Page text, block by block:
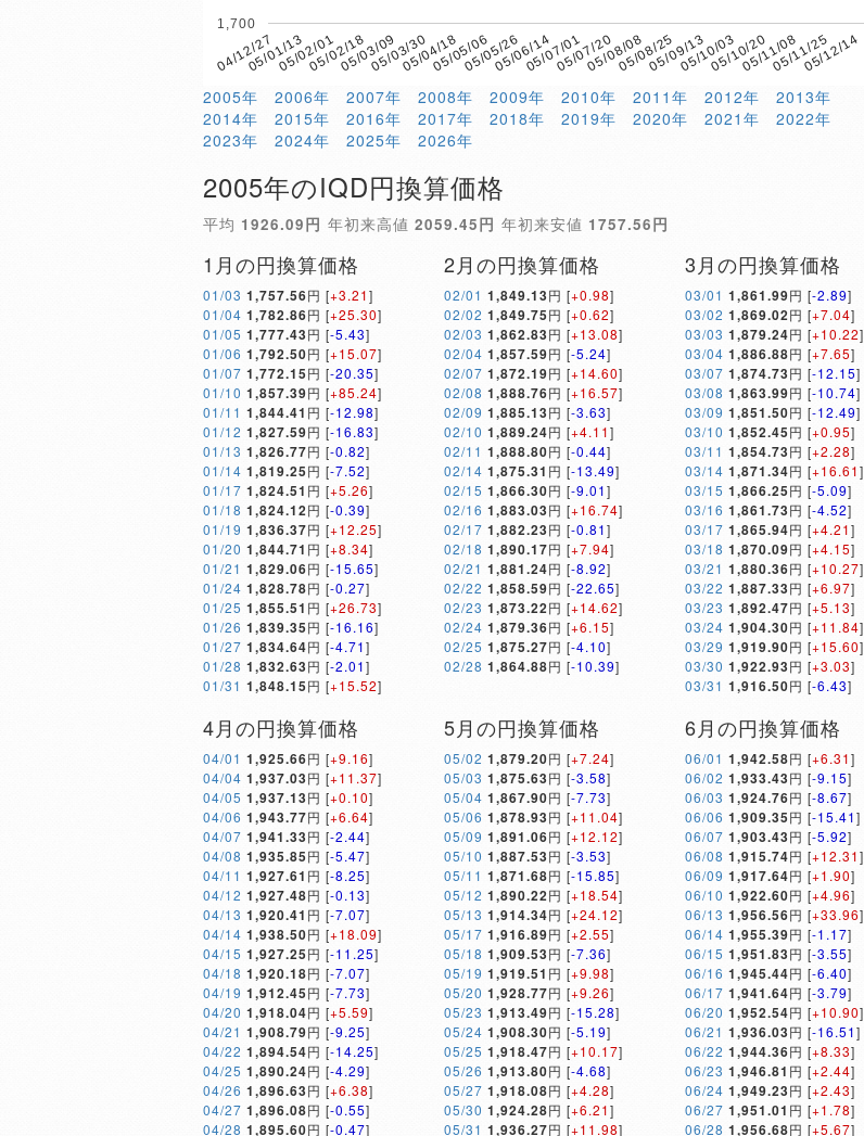
04/12/2705/01/1305/02/0105/02/1805/03/0905/03/3005/04/1805/05/0605/05/2605/06/1405/07/0105/07/2005/08/0805/08/2505/09/1305/10/0305/10/2005/11/0805/11/2505/12/14
1,700
2005年 2006年 2007年 2008年 2009年 2010年 2011年 2012年
2013年
2014年
2015年 2016年 2017年 2018年 2019年 2020年 2021年
2022年
2023年
2024年 2025年 2026年
2005年のIQD円換算価格
平均 1926.09円 年初来高値 2059.45円 年初来安値 1757.56円
1月の円換算価格
01/03 1,757.56円 [+3.21]
01/04 1,782.86円 [+25.30]
01/05 1,777.43円 [-5.43]
01/06 1,792.50円 [+15.07]
01/07 1,772.15円 [-20.35]
01/10 1,857.39円 [+85.24]
01/11 1,844.41 円 [-12.98]
01/12 1,827.59円 [-16.83]
01/13 1,826.77円 [-0.82]
01/14 1,819.25円 [-7.52]
01/17 1,824.51 円 [+5.26]
01/18 1,824.12円 [-0.39]
01/19 1,836.37円 [+12.25]
01/20 1,844.71 円 [+8.34]
01/21 1,829.06円 [-15.65]
01/24 1,828.78円 [-0.27]
01/25 1,855.51 円 [+26.73]
01/26 1,839.35円 [-16.16]
01/27 1,834.64円 [-4.71]
01/28 1,832.63円 [-2.01]
01/31 1,848.15円 [+15.52]
2月の円換算価格
02/01 1,849.13円 [+0.98]
02/02 1,849.75円 [+0.62]
02/03 1,862.83円 [+13.08]
02/04 1,857.59円 [-5.24]
02/07 1,872.19円 [+14.60]
02/08 1,888.76円 [+16.57]
02/09 1,885.13円 [-3.63]
02/10 1,889.24円 [+4.11]
02/11 1,888.80円 [-0.44]
02/14 1,875.31 円 [-13.49]
02/15 1,866.30円 [-9.01]
02/16 1,883.03円 [+16.74]
02/17 1,882.23円 [-0.81]
02/18 1,890.17円 [+7.94]
02/21 1,881.24円 [-8.92]
02/22 1,858.59円 [-22.65]
02/23 1,873.22円 [+14.62]
02/24 1,879.36円 [+6.15]
02/25 1,875.27円 [-4.10]
02/28 1,864.88円 [-10.39]
3月の円換算価格
03/01 1,861.99円 [-2.89]
03/02 1,869.02円 [+7.04]
03/03 1,879.24円 [+10.22]
03/04 1,886.88円 [+7.65]
03/07 1,874.73円 [-12.15]
03/08 1,863.99円 [-10.74]
03/09 1,851.50円 [-12.49]
03/10 1,852.45円 [+0.95]
03/11 1,854.73円 [+2.28]
03/14 1,871.34円 [+16.61]
03/15 1,866.25円 [-5.09]
03/16 1,861.73円 [-4.52]
03/17 1,865.94円 [+4.21]
03/18 1,870.09円 [+4.15]
03/21 1,880.36円 [+10.27]
03/22 1,887.33円 [+6.97]
03/23 1,892.47円 [+5.13]
03/24 1,904.30円 [+11.84]
03/29 1,919.90円 [+15.60]
03/30 1,922.93円 [+3.03]
03/31 1,916.50円 [-6.43]
4月の円換算価格
04/01 1,925.66円 [+9.16]
04/04 1,937.03円 [+11.37]
04/05 1,937.13円 [+0.10]
04/06 1,943.77円 [+6.64]
04/07 1,941.33円 [-2.44]
04/08 1,935.85円 [-5.47]
04/11 1,927.61 円 [-8.25]
04/12 1,927.48円 [-0.13]
04/13 1,920.41 円 [-7.07]
04/14 1,938.50円 [+18.09]
04/15 1,927.25円 [-11.25]
04/18 1,920.18円 [-7.07]
04/19 1,912.45円 [-7.73]
04/20 1,918.04円 [+5.59]
04/21 1,908.79円 [-9.25]
04/22 1,894.54円 [-14.25]
04/25 1,890.24円 [-4.29]
04/26 1,896.63円 [+6.38]
04/27 1,896.08円 [-0.55]
04/28 1,895.60円 [-0.47]
5月の円換算価格
05/02 1,879.20円 [+7.24]
05/03 1,875.63円 [-3.58]
05/04 1,867.90円 [-7.73]
05/06 1,878.93円 [+11.04]
05/09 1,891.06円 [+12.12]
05/10 1,887.53円 [-3.53]
05/11 1,871.68円 [-15.85]
05/12 1,890.22円 [+18.54]
05/13 1,914.34円 [+24.12]
05/17 1,916.89円 [+2.55]
05/18 1,909.53円 [-7.36]
05/19 1,919.51 円 [+9.98]
05/20 1,928.77円 [+9.26]
05/23 1,913.49円 [-15.28]
05/24 1,908.30円 [-5.19]
05/25 1,918.47円 [+10.17]
05/26 1,913.80円 [-4.68]
05/27 1,918.08円 [+4.28]
05/30 1,924.28円 [+6.21]
05/31 1,936.27円 [+11.98]
6月の円換算価格
06/01 1,942.58円 [+6.31]
06/02 1,933.43円 [-9.15]
06/03 1,924.76円 [-8.67]
06/06 1,909.35円 [-15.41]
06/07 1,903.43円 [-5.92]
06/08 1,915.74円 [+12.31]
06/09 1,917.64円 [+1.90]
06/10 1,922.60円 [+4.96]
06/13 1,956.56円 [+33.96]
06/14 1,955.39円 [-1.17]
06/15 1,951.83円 [-3.55]
06/16 1,945.44円 [-6.40]
06/17 1,941.64円 [-3.79]
06/20 1,952.54円 [+10.90]
06/21 1,936.03円 [-16.51]
06/22 1,944.36円 [+8.33]
06/23 1,946.81 円 [+2.44]
06/24 1,949.23円 [+2.43]
06/27 1,951.01 円 [+1.78]
06/28 1,956.68円 [+5.67]